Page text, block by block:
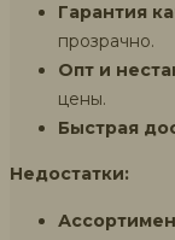
Гарантия
прозрачно.
Опт и
цены.
Быстрая
Недостатки: